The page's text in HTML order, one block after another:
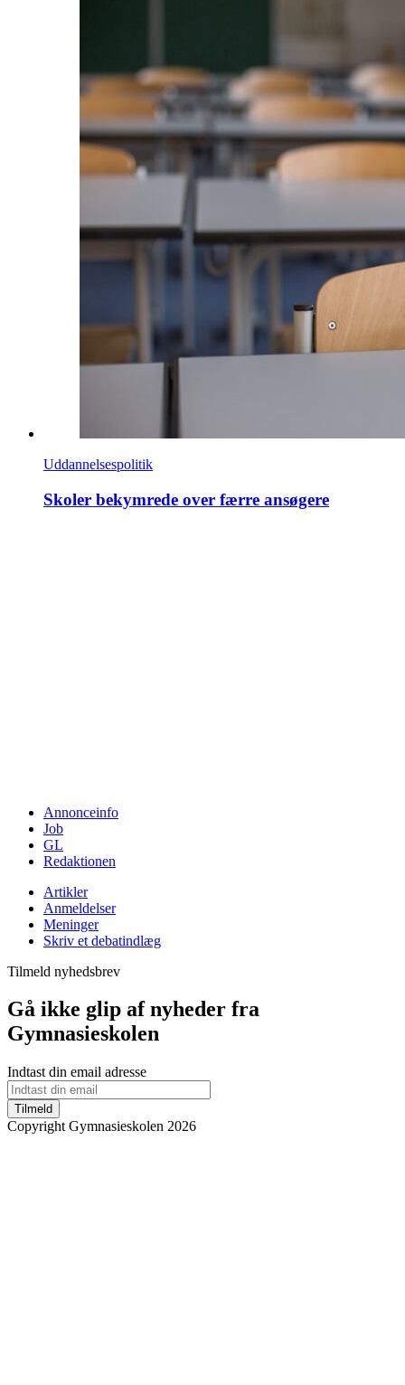
Uddannelsespolitik
Skoler bekymrede over færre ansøgere
Annonceinfo
Job
GL
Redaktionen
Artikler
Anmeldelser
Meninger
Skriv et debatindlæg
Tilmeld nyhedsbrev
Gå ikke glip af nyheder fra
Gymnasieskolen
Indtast din email adresse
Tilmeld
Copyright Gymnasieskolen 2026